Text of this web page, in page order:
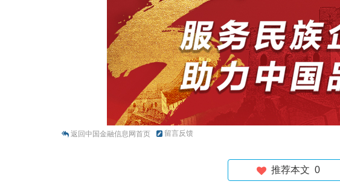
返回中国金融信息网首页 留言反馈
推荐本文 0